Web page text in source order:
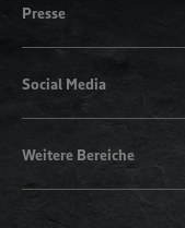
Presse
Social Media
Weitere Bereiche